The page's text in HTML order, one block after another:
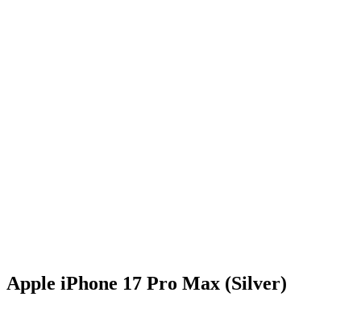
Apple iPhone 17 Pro Max (Silver)